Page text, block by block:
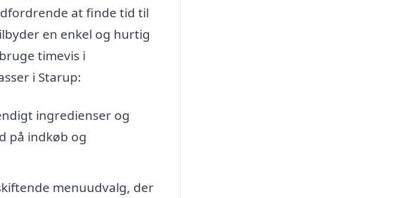
at finde tid til
en enkel og hurtig
timevis i
i Starup:
ingredienser og
på indkøb og
menuudvalg, der